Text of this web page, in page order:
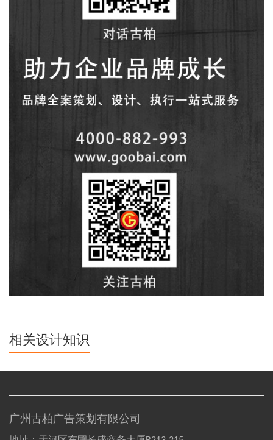
相关设计知识
广州古柏广告策划有限公司